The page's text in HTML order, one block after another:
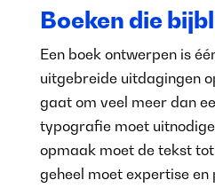
Boeken die
Een boek ontwerpen is
uitgebreide uitdagingen
gaat om veel meer dan
typografie moet
opmaak moet de tekst
geheel moet expertise en